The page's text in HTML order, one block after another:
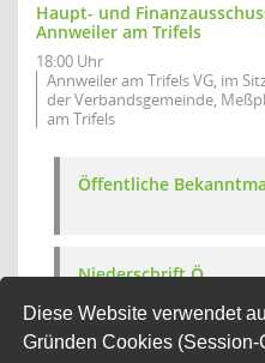
Diese Website verwendet
Gründen Cookies (Session-
Haupt- und
Annweiler am Trifels
18:00 Uhr
Annweiler am Trifels VG, im
der Verbandsgemeinde,
am Trifels
Öffentliche
Niederschrift Ö